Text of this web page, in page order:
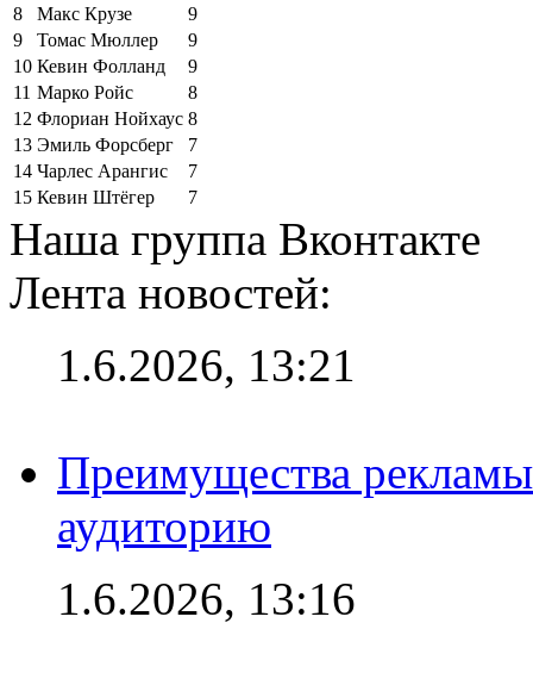
8
Макс Крузе
9
9
Томас Мюллер
9
10 Кевин Фолланд
9
11 Марко Ройс
8
12 Флориан Нойхаус 8
13 Эмиль Форсберг
7
14 Чарлес Арангис
7
15 Кевин Штёгер 7
Наша группа Вконтакте
Лента новостей:
1.6.2026, 13:21
Преимущества
аудиторию
1.6.2026, 13:16